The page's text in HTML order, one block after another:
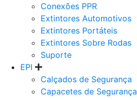
Conexões PPR
Extintores Automotivos
Extintores Portáteis
Extintores Sobre Rodas
Suporte
EPI
Calçados de Segurança
Capacetes de Segurança